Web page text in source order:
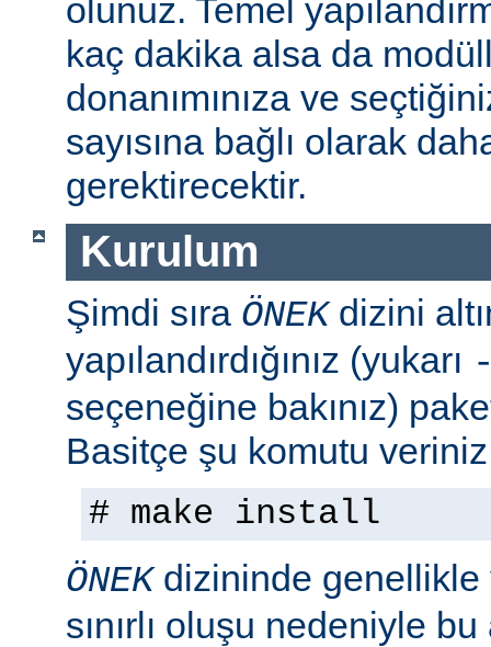
olunuz. Temel
kaç dakika alsa da
donanımınıza ve
sayısına bağlı olarak
gerektirecektir.
Kurulum
Şimdi sıra ÖNEKdizini
yapılandırdığınız (yukarı
seçeneğine bakınız)
Basitçe şu komutu
# make install
ÖNEKdizininde genellikle
sınırlı oluşu nedeniyle